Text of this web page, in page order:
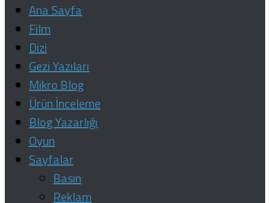
Ana Sayfa
Film
Dizi
Gezi Yazıları
Mikro Blog
Ürün İnceleme
Blog Yazarlığı
Oyun
Sayfalar
Basın
Reklam